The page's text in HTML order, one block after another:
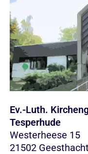
Ev.-Luth.
Tesperhude
Westerheese 15
21502 Geesthacht